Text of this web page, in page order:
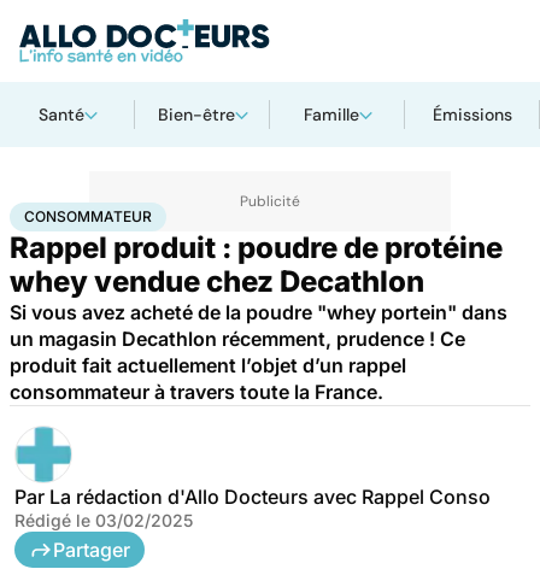
Santé Bien-être Famille Émissions
AccueilSantéConsommateur
CONSOMMATEUR
Rappel produit : poudre de protéine
whey vendue chez Decathlon
Si vous avez acheté de la poudre "whey portein" dans
un magasin Decathlon récemment, prudence ! Ce
produit fait actuellement l’objet d’un rappel
consommateur à travers toute la France.
Par La rédaction d'Allo Docteurs avec Rappel Conso
Rédigé le 03/02/2025
Partager